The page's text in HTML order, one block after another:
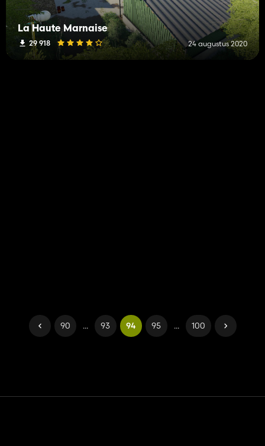
La Haute Marnaise
29 918 24 augustus 2020
90 ... 93 94 95 ... 100